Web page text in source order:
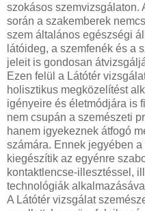
szokásos szemvizsgálaton.
során a szakemberek
szem általános egészségi
látóideg, a szemfenék és a
jeleit is gondosan
Ezen felül a Látótér
holisztikus megközelítést
igényeire és életmódjára is
nem csupán a szemészeti
hanem igyekeznek átfogó
számára. Ennek jegyében
kiegészítik az egyénre
kontaktlencse-illesztéssel,
technológiák
A Látótér vizsgálat